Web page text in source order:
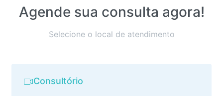
Agende sua consulta agora!
Selecione o local de atendimento
Consultório